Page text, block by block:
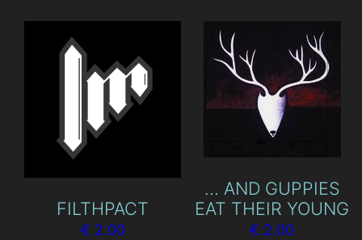
FILTHPACT
€ 2.00
… AND GUPPIES
EAT THEIR YOUNG
€ 2.00